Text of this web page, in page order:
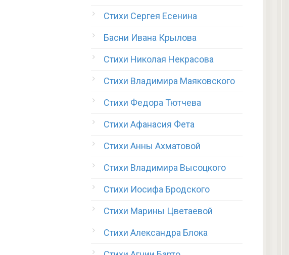
Стихи Сергея Есенина
Басни Ивана Крылова
Стихи Николая Некрасова
Стихи Владимира Маяковского
Стихи Федора Тютчева
Стихи Афанасия Фета
Стихи Анны Ахматовой
Стихи Владимира Высоцкого
Стихи Иосифа Бродского
Стихи Марины Цветаевой
Стихи Александра Блока